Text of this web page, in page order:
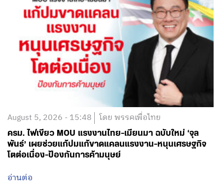
August 5, 2026 - 15:48 โดย พรรคเพื่อไทย
ครม. ไฟเขียว MOU แรงงานไทย-เมียนมา ฉบับใหม่ ‘จุล
พันธ์’ เผยช่วยแก้ปมแก้ขาดแคลนแรงงาน-หนุนเศรษฐกิจ
โตต่อเนื่อง-ป้องกันการค้ามนุษย์
อ่านต่อ